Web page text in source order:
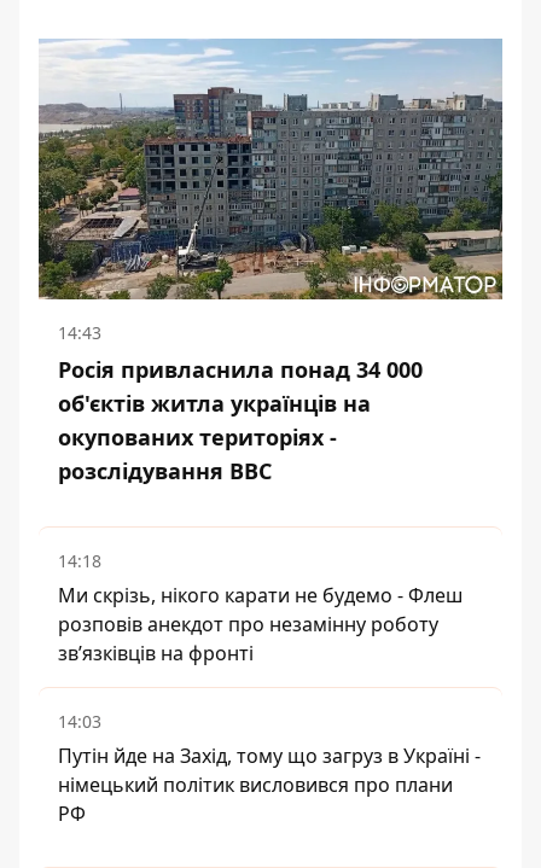
14:43
Росія привласнила понад 34 000
об'єктів житла українців на
окупованих територіях -
розслідування BBC
14:18
Ми скрізь, нікого карати не будемо - Флеш
розповів анекдот про незамінну роботу
зв’язківців на фронті
14:03
Путін йде на Захід, тому що загруз в Україні -
німецький політик висловився про плани
РФ